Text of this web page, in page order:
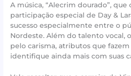
A música, “Alecrim dourado”, que
participação especial de Day &
sucesso especialmente entre o
Nordeste. Além do talento vocal,
pelo carisma, atributos que
identifique ainda mais com suas